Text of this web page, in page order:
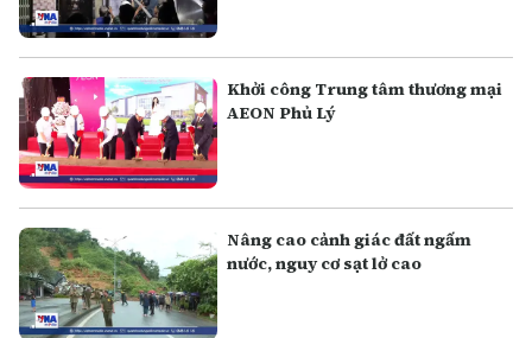
Khởi công Trung tâm thương mại
AEON Phủ Lý
Nâng cao cảnh giác đất ngấm
nước, nguy cơ sạt lở cao